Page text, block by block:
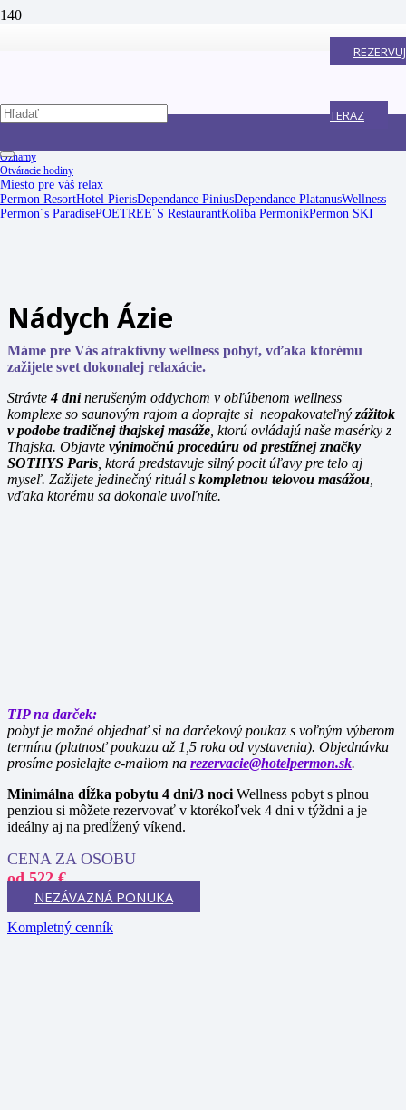
REZERVUJ
TERAZ
Oznamy
Otváracie hodiny
Miesto pre váš relax
Permon ResortHotel PierisDependance PiniusDependance PlatanusWellness
Permon´s ParadisePOETREE´S RestaurantKoliba PermoníkPermon SKI
Nádych Ázie
Máme pre Vás atraktívny wellness pobyt, vďaka ktorému
zažijete svet dokonalej relaxácie.
Strávte4 dninerušeným oddychom v obľúbenom wellness
komplexe so saunovým rajom a doprajte si neopakovateľnýzážitok
v podobe tradičnej thajskej masáže, ktorú ovládajú naše masérky z
Thajska. Objavte výnimočnú procedúru od prestížnej značky
SOTHYS Paris, ktorá predstavuje silný pocit úľavy pre telo aj
myseľ. Zažijete jedinečný rituál s kompletnou telovou masážou,
vďaka ktorému sa dokonale uvoľníte.
TIP na darček:
pobyt je možné objednať si na darčekový poukaz s voľným výberom
termínu (platnosť poukazu až 1,5 roka od vystavenia). Objednávku
prosíme posielajte e-mailom na rezervacie@hotelpermon.sk.
Minimálna dĺžka pobytu 4 dni/3 nociWellness pobyt s plnou
penziou si môžete rezervovať v ktorékoľvek 4 dni v týždni a je
ideálny aj na predĺžený víkend.
CENA ZA OSOBU
od 522 €
NEZÁVÄZNÁ PONUKA
Kompletný cenník